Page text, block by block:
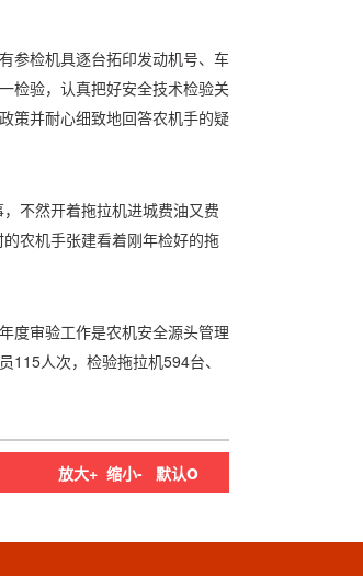
参检机具逐台拓印发动机号、车
检验，认真把好安全技术检验关
策并耐心细致地回答农机手的疑
不然开着拖拉机进城费油又费
农机手张建看着刚年检好的拖
度审验工作是农机安全源头管理
115人次，检验拖拉机594台、
放大+ 缩小- 默认o